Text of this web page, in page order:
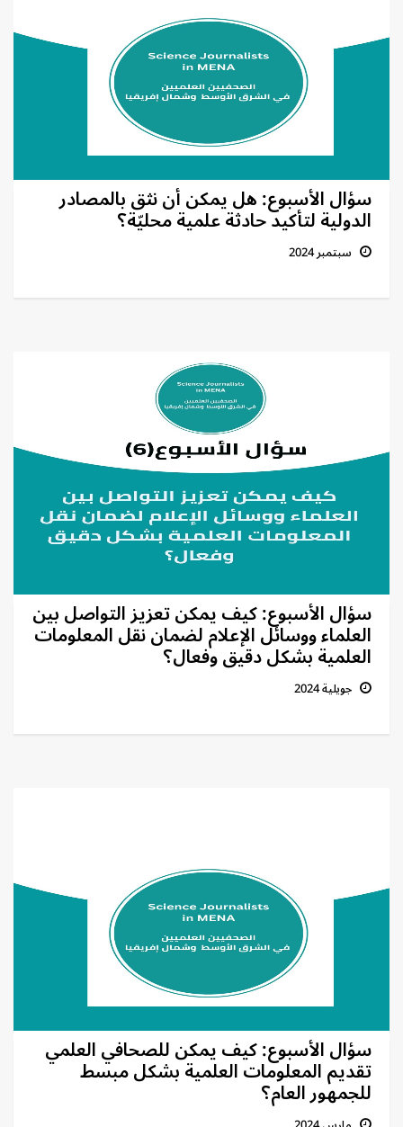
سؤال الأسبوع: هل يمكن أن نثق بالمصادر
الدولية لتأكيد حادثة علمية محليّة؟
سبتمبر 2024
سؤال الأسبوع: كيف يمكن تعزيز التواصل بين
العلماء ووسائل الإعلام لضمان نقل المعلومات
العلمية بشكل دقيق وفعال؟
جويلية 2024
سؤال الأسبوع: كيف يمكن للصحافي العلمي
تقديم المعلومات العلمية بشكل مبسط
للجمهور العام؟